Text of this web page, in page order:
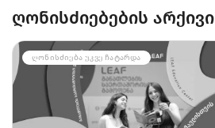
ღონისძიებების არქივი
ᲦᲝᲜᲘᲡᲫᲘᲔᲑᲐ ᲣᲙᲕᲔ ᲩᲐᲢᲐᲠᲓᲐ